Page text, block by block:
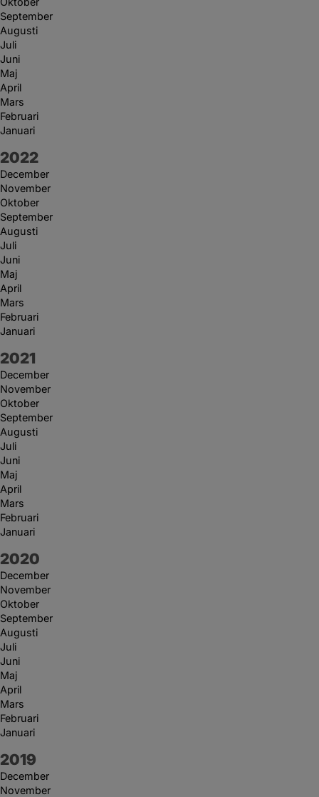
September
Augusti
Juli
Juni
Maj
April
Mars
Februari
Januari
År:
2022
December
November
Oktober
September
Augusti
Juli
Juni
Maj
April
Mars
Februari
Januari
År:
2021
December
November
Oktober
September
Augusti
Juli
Juni
Maj
April
Mars
Februari
Januari
År:
2020
December
November
Oktober
September
Augusti
Juli
Juni
Maj
April
Mars
Februari
Januari
År:
2019
December
November